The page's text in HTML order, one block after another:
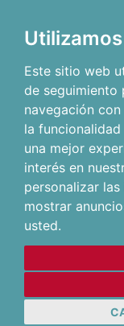
Este sitio web
de seguimiento
navegación
la
una mejor
interés en
personalizar
mostrar
usted.